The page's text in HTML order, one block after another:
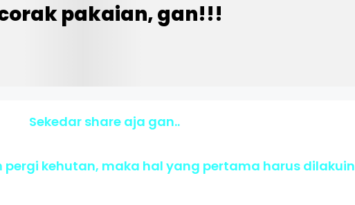
pakaian, gan!!!
Sekedar share aja gan..
kehutan, maka hal yang pertama harus dilakuin